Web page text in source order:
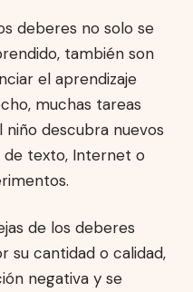
deberes no solo se
también son
el aprendizaje
muchas tareas
niño descubra nuevos
de texto, Internet o
de los deberes
su cantidad o calidad,
negativa y se